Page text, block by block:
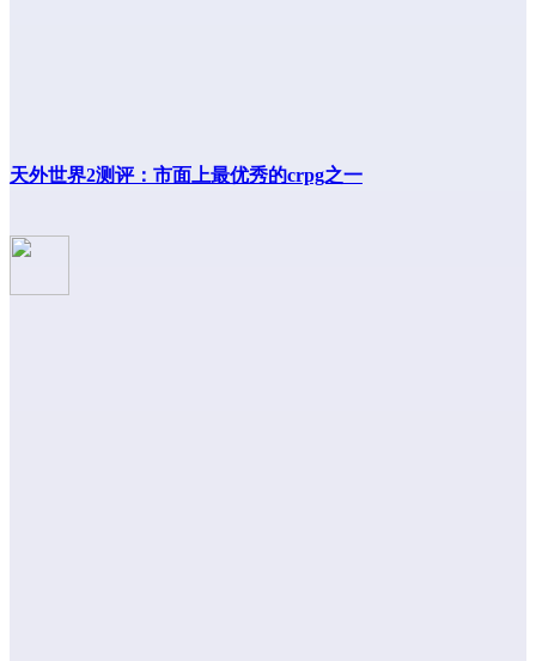
天外世界2测评：市面上最优秀的crpg之一